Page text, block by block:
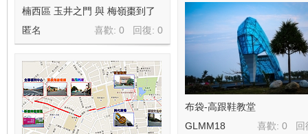
楠西區 玉井之門 與 梅嶺棗到了
喜歡: 0 回復: 0
匿名
布袋-高跟鞋教堂
喜歡: 0 回
GLMM18